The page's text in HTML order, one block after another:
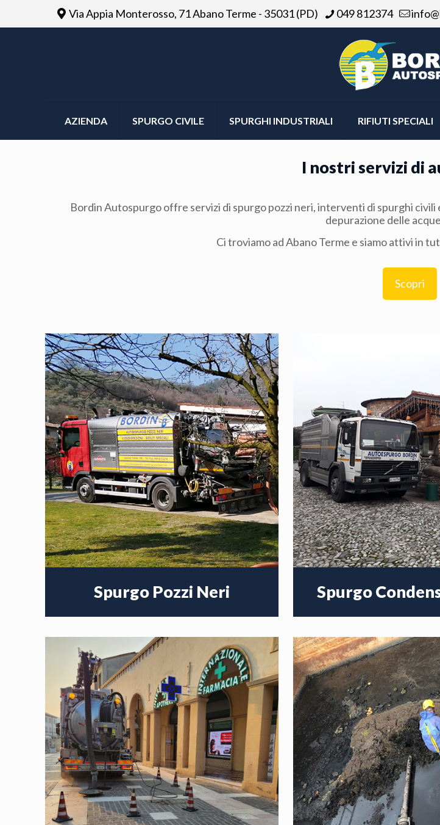
Via Appia Monterosso, 71 Abano Terme - 35031 (PD) 049 812374
AZIENDA SPURGO CIVILE SPURGHI INDUSTRIALI RIFIUTI SPECIALI
I nostri servizi di
Bordin Autospurgo offre servizi di spurgo pozzi neri, interventi di spurghi
depurazione delle
Ci troviamo ad Abano Terme e siamo attivi in
Scopri
Spurgo Pozzi Neri Spurgo